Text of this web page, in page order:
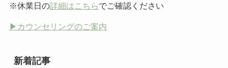
※休業日の詳細はこちらでご確認ください
▶︎カウンセリングのご案内
新着記事